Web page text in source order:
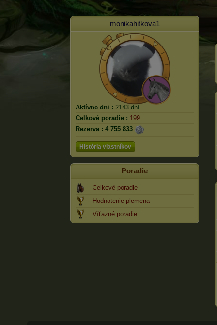
monikahitkova1
Aktívne dni : 2143 dní
Celkové poradie : 199.
Rezerva : 4 755 833
História vlastníkov
Poradie
Celkové poradie
Hodnotenie plemena
Víťazné poradie